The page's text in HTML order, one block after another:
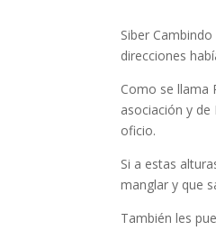
Siber
direcciones
Como se llama
asociación y
oficio.
Si a estas
manglar y que
También les